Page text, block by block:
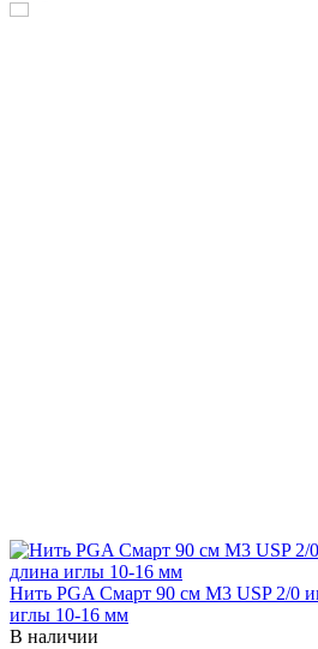
Нить PGA Смарт 90 см М3 USP 2/0
иглы 10-16 мм
В наличии